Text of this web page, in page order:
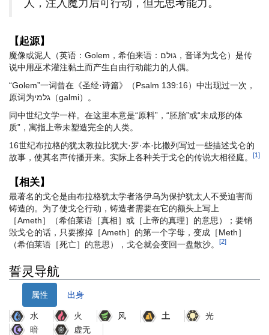
人，注入魔力后可行动，但无思考能力。
【起源】
魔像或泥人（英语：Golem，希伯来语：גולם‬‎，音译为戈仑）是传
说中用巫术灌注黏土而产生自由行动能力的人偶。
“Golem”一词曾在《圣经·诗篇》（Psalm 139:16）中出现过一次，
原词为גלמי‎（galmi）。
同中世纪文学一样。在这里本意是“原料”，“胚胎”或“未成形的体
质”，寓指上帝未塑造完全的人类。
16世纪布拉格的犹太教拉比犹大·罗·本·比撒列写过一些描述戈仑的
故事，使其名声传播开来。实际上各种关于戈仑的传说大相径庭。
[1]
【相关】
最著名的戈仑是由布拉格犹太学者洛伊乌为保护犹太人不受迫害而
铸造的。为了使戈仑行动，铸造者需要在它的额头上写上
［Ameth］（希伯莱语［真相］或［上帝的真理］的意思）；要销
毁戈仑的话，只要擦掉［Ameth］的第一个字母，变成［Meth］
（希伯莱语［死亡］的意思），戈仑就会变回一盘散沙。
[2]
誓灵导航
属性 出身
水 火 风 土
光
暗
虚无